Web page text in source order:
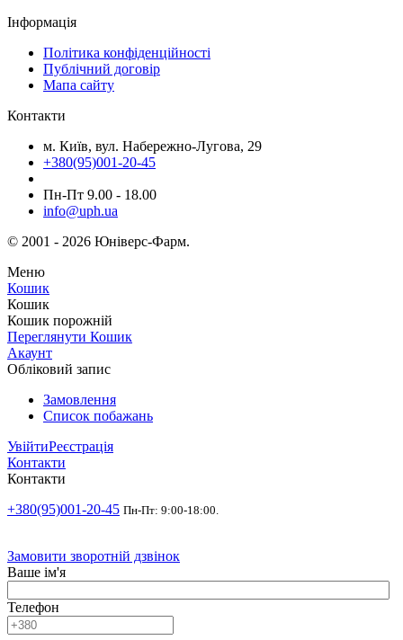
Інформація
Політика конфіденційності
Публічний договір
Мапа сайту
Контакти
м. Київ, вул. Набережно-Лугова, 29
+380(95)001-20-45
Пн-Пт 9.00 - 18.00
info@uph.ua
© 2001 - 2026 Юніверс-Фарм.
Меню
Кошик
Кошик
Кошик порожній
Переглянути Кошик
Акаунт
Обліковий запис
Замовлення
Список побажань
УвійтиРеєстрація
Контакти
Контакти
+380(95)001-20-45 Пн-Пт: 9:00-18:00.
Замовити зворотній дзвінок
Ваше ім'я
Телефон